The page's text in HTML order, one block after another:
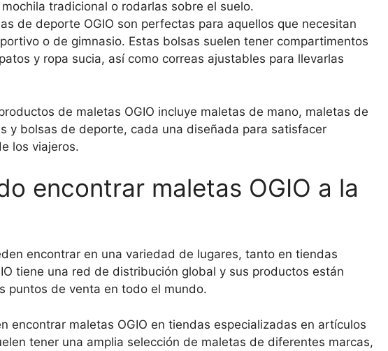
tradicional o rodarlas sobre el suelo.
de deporte OGIO son perfectas para aquellos que necesitan
o de gimnasio. Estas bolsas suelen tener compartimentos
y ropa sucia, así como correas ajustables para llevarlas
de maletas OGIO incluye maletas de mano, maletas de
y bolsas de deporte, cada una diseñada para satisfacer
los viajeros.
encontrar maletas OGIO a la
encontrar en una variedad de lugares, tanto en tiendas
tiene una red de distribución global y sus productos están
puntos de venta en todo el mundo.
encontrar maletas OGIO en tiendas especializadas en artículos
tener una amplia selección de maletas de diferentes marcas,